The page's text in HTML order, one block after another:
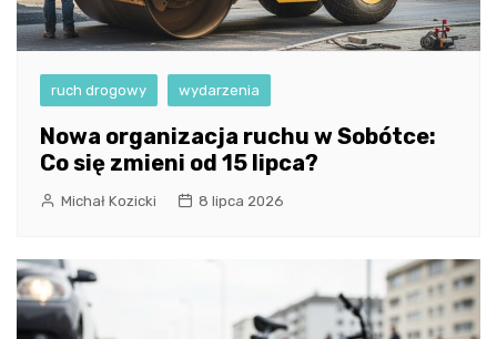
ruch drogowy wydarzenia
Nowa organizacja ruchu w Sobótce:
Co się zmieni od 15 lipca?
Michał Kozicki 8 lipca 2026